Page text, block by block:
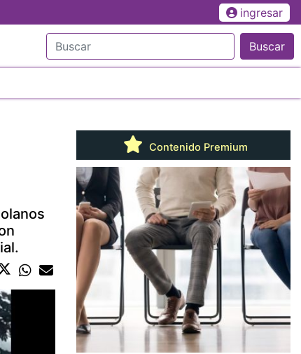
ingresar
Buscar
Contenido Premium